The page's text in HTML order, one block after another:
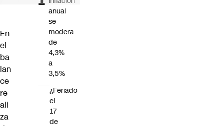
En
el
ba
lan
ce
re
ali
za
anual
se
modera
de
4,3%
a
3,5%
¿Feriado
el
17
de